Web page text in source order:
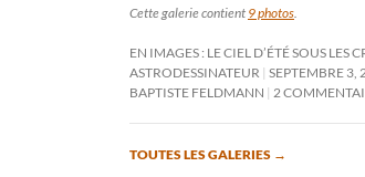
Cette galerie contient 9 photos
EN IMAGES : LE CIEL D’ÉTÉ SOUS LES
ASTRODESSINATEUR SEPTEMBRE 3,
BAPTISTE FELDMANN
2
TOUTES LES GALERIES →